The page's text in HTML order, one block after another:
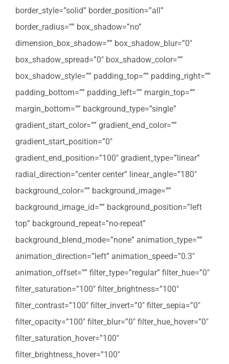
border_style=”solid” border_position=”all”
border_radius=”” box_shadow=”no”
dimension_box_shadow=”” box_shadow_blur=”0″
box_shadow_spread=”0″ box_shadow_color=””
box_shadow_style=”” padding_top=”” padding_right=””
padding_bottom=”” padding_left=”” margin_top=””
margin_bottom=”” background_type=”single”
gradient_start_color=”” gradient_end_color=””
gradient_start_position=”0″
gradient_end_position=”100″ gradient_type=”linear”
radial_direction=”center center” linear_angle=”180″
background_color=”” background_image=””
background_image_id=”” background_position=”left
top” background_repeat=”no-repeat”
background_blend_mode=”none” animation_type=””
animation_direction=”left” animation_speed=”0.3″
animation_offset=”” filter_type=”regular” filter_hue=”0″
filter_saturation=”100″ filter_brightness=”100″
filter_contrast=”100″ filter_invert=”0″ filter_sepia=”0″
filter_opacity=”100″ filter_blur=”0″ filter_hue_hover=”0″
filter_saturation_hover=”100″
filter_brightness_hover=”100″